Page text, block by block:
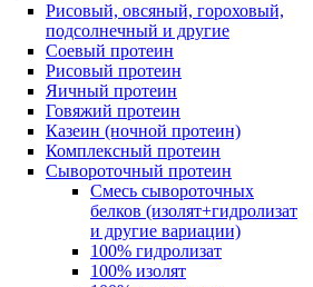
Рисовый, овсяный, гороховый,
подсолнечный и другие
Соевый протеин
Рисовый протеин
Яичный протеин
Говяжий протеин
Казеин (ночной протеин)
Комплексный протеин
Сывороточный протеин
Смесь сывороточных
белков (изолят+гидролизат
и другие вариации)
100% гидролизат
100% изолят